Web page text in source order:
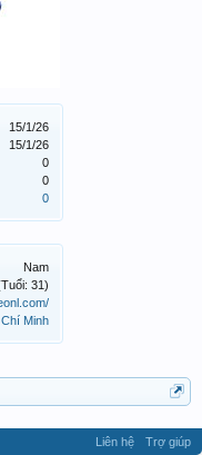
15/1/26
15/1/26
0
0
0
Nam
31)
Minh
Liên hệ Trợ giúp